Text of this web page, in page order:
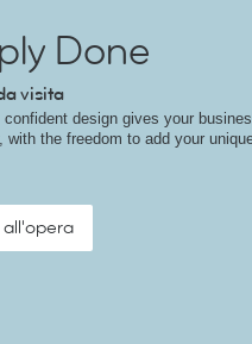
Done
visita
design gives your
with the freedom to add your